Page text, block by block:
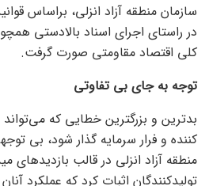
سازمان منطقه آزاد انزلی، براساس
کلی اقتصاد مقاومتی صورت گرفت.
توجه به جای بی تفاوتی
بدترین و بزرگترین خطایی که
کننده و فرار سرمایه گذار شود، بی
منطقه آزاد انزلی در قالب بازدید‌های
تولیدکنندگان اثبات کرد که عملکرد